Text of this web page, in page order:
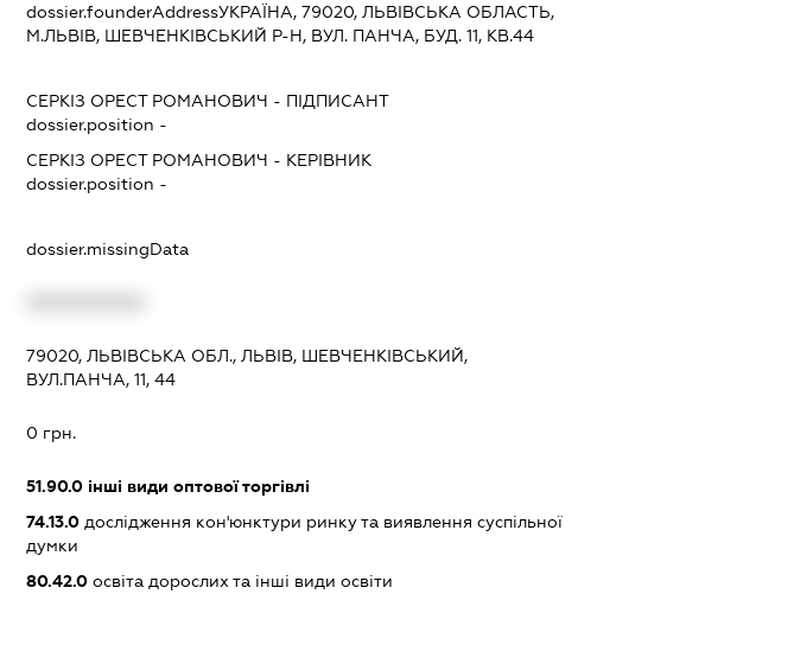
dossier.founderAddressУКРАЇНА, 79020, ЛЬВIВСЬКА ОБЛАСТЬ,
М.ЛЬВІВ, ШЕВЧЕНКІВСЬКИЙ Р-Н, ВУЛ. ПАНЧА, БУД. 11, КВ.44
СЕРКІЗ ОРЕСТ РОМАНОВИЧ - ПІДПИСАНТ
dossier.position -
СЕРКІЗ ОРЕСТ РОМАНОВИЧ - КЕРІВНИК
dossier.position -
dossier.missingData
79020, ЛЬВІВСЬКА ОБЛ., ЛЬВІВ, ШЕВЧЕНКІВСЬКИЙ,
ВУЛ.ПАНЧА, 11, 44
0 грн.
51.90.0 інші види оптової торгівлі
74.13.0 дослідження кон'юнктури ринку та виявлення суспільної
думки
80.42.0 освіта дорослих та інші види освіти